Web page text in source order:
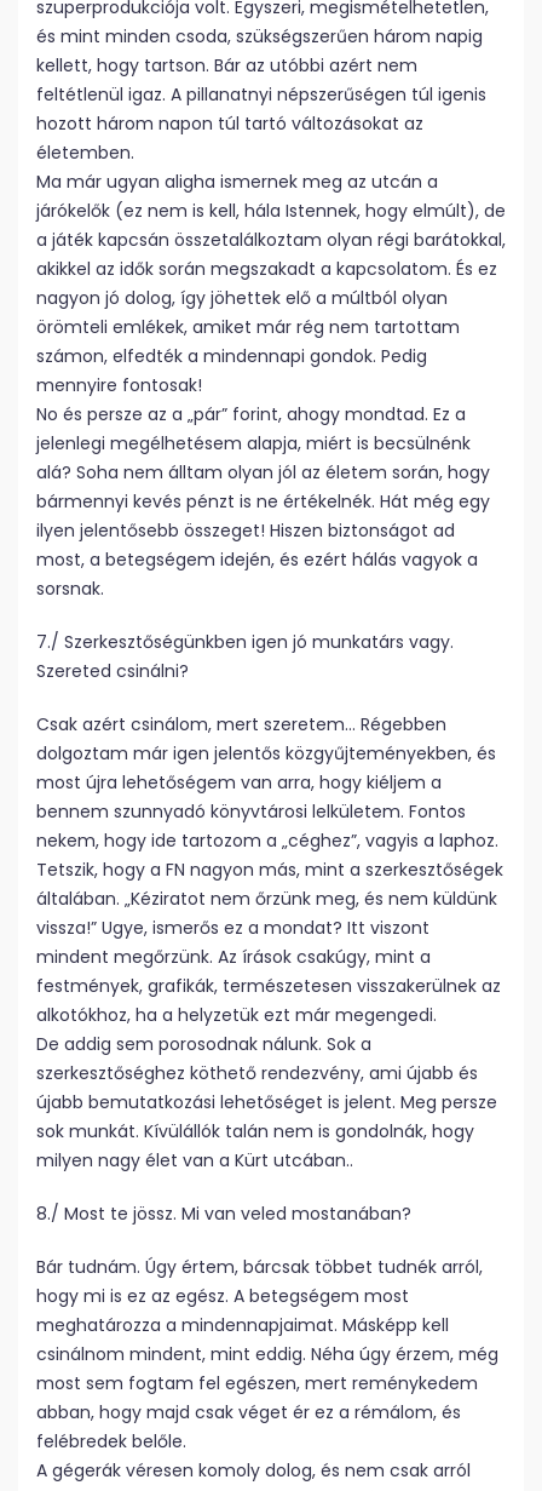
szuperprodukciója volt. Egyszeri, megismételhetetlen,
és mint minden csoda, szükségszerűen három napig
kellett, hogy tartson. Bár az utóbbi azért nem
feltétlenül igaz. A pillanatnyi népszerűségen túl igenis
hozott három napon túl tartó változásokat az
életemben.
Ma már ugyan aligha ismernek meg az utcán a
járókelők (ez nem is kell, hála Istennek, hogy elmúlt), de
a játék kapcsán összetalálkoztam olyan régi barátokkal,
akikkel az idők során megszakadt a kapcsolatom. És ez
nagyon jó dolog, így jöhettek elő a múltból olyan
örömteli emlékek, amiket már rég nem tartottam
számon, elfedték a mindennapi gondok. Pedig
mennyire fontosak!
No és persze az a „pár” forint, ahogy mondtad. Ez a
jelenlegi megélhetésem alapja, miért is becsülnénk
alá? Soha nem álltam olyan jól az életem során, hogy
bármennyi kevés pénzt is ne értékelnék. Hát még egy
ilyen jelentősebb összeget! Hiszen biztonságot ad
most, a betegségem idején, és ezért hálás vagyok a
sorsnak.
7./ Szerkesztőségünkben igen jó munkatárs vagy.
Szereted csinálni?
Csak azért csinálom, mert szeretem… Régebben
dolgoztam már igen jelentős közgyűjteményekben, és
most újra lehetőségem van arra, hogy kiéljem a
bennem szunnyadó könyvtárosi lelkületem. Fontos
nekem, hogy ide tartozom a „céghez”, vagyis a laphoz.
Tetszik, hogy a FN nagyon más, mint a szerkesztőségek
általában. „Kéziratot nem őrzünk meg, és nem küldünk
vissza!” Ugye, ismerős ez a mondat? Itt viszont
mindent megőrzünk. Az írások csakúgy, mint a
festmények, grafikák, természetesen visszakerülnek az
alkotókhoz, ha a helyzetük ezt már megengedi.
De addig sem porosodnak nálunk. Sok a
szerkesztőséghez köthető rendezvény, ami újabb és
újabb bemutatkozási lehetőséget is jelent. Meg persze
sok munkát. Kívülállók talán nem is gondolnák, hogy
milyen nagy élet van a Kürt utcában..
8./ Most te jössz. Mi van veled mostanában?
Bár tudnám. Úgy értem, bárcsak többet tudnék arról,
hogy mi is ez az egész. A betegségem most
meghatározza a mindennapjaimat. Másképp kell
csinálnom mindent, mint eddig. Néha úgy érzem, még
most sem fogtam fel egészen, mert reménykedem
abban, hogy majd csak véget ér ez a rémálom, és
felébredek belőle.
A gégerák véresen komoly dolog, és nem csak arról